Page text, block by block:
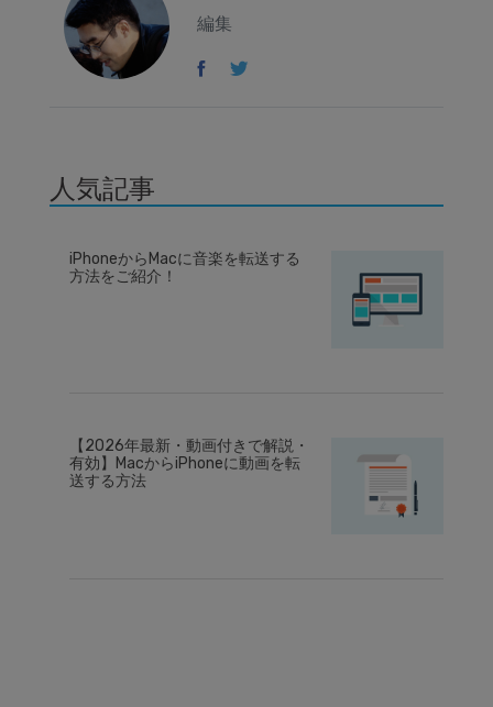
編集
人気記事
iPhoneからMacに音楽を転送する
方法をご紹介！
【2026年最新・動画付きで解説・
有効】MacからiPhoneに動画を転
送する方法